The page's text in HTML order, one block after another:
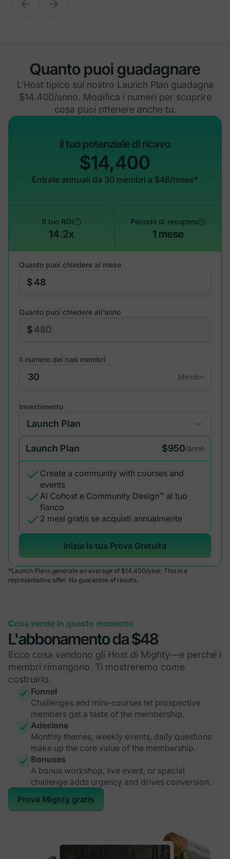
Quanto puoi guadagnare
L'Host tipico sul nostro Launch Plan guadagna
$14.400/anno. Modifica i numeri per scoprire
cosa puoi ottenere anche tu.
il tuo potenziale di ricavo
$14,400
Entrate annuali da 30 membri a $48/mese*
Il tuo ROI
14.2x
Periodo di recupero
1 mese
Quanto puoi chiedere al mese
$
Quanto puoi chiedere all’anno
$
Il numero dei tuoi membri
Membri
Investimento
Launch Plan $950/anno
Create a community with courses and
events
AI Cohost e Community Design™ al tuo
fianco
2 mesi gratis se acquisti annualmente
Inizia la tua Prova Gratuita
*Launch Plans generate an average of $14,400/year. This is a
representative offer. No guarantee of results.
Cosa vende in questo momento
L'abbonamento da $48
Ecco cosa vendono gli Host di Mighty—e perché i
membri rimangono. Ti mostreremo come
costruirlo.
Funnel
Challenges and mini-courses let prospective
members get a taste of the membership.
Adesione
Monthly themes, weekly events, daily questions
make up the core value of the membership.
Bonuses
A bonus workshop, live event, or special
challenge adds urgency and drives conversion.
Prova Mighty gratis